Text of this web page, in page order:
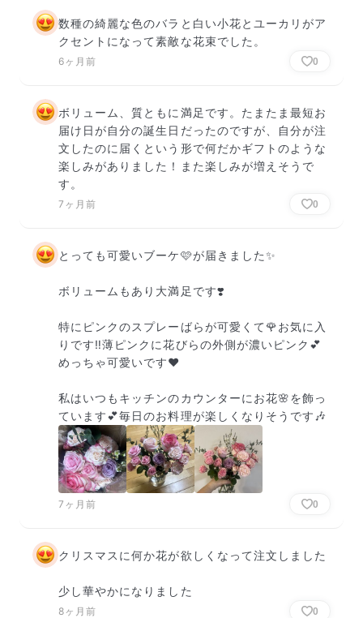
数種の綺麗な色のバラと白い小花とユーカリがア
クセントになって素敵な花束でした。
6ヶ月前 0
ボリューム、質ともに満足です。たまたま最短お
届け日が自分の誕生日だったのですが、自分が注
文したのに届くという形で何だかギフトのような
楽しみがありました！また楽しみが増えそうで
す。
7ヶ月前 0
とっても可愛いブーケ🩷が届きました✨️
ボリュームもあり大満足です❣️
特にピンクのスプレーばらが可愛くて🌹お気に入
りです‼️薄ピンクに花びらの外側が濃いピンク💕
めっちゃ可愛いです♥️
私はいつもキッチンのカウンターにお花🌸を飾っ
ています💕毎日のお料理が楽しくなりそうです🎶
7ヶ月前 0
クリスマスに何か花が欲しくなって注文しました
少し華やかになりました
8ヶ月前 0